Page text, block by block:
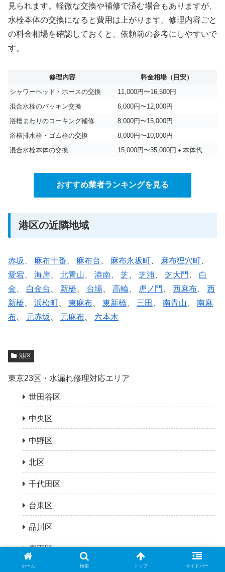
見られます。軽微な交換や補修で済む場合もありますが、
水栓本体の交換になると費用は上がります。修理内容ごと
の料金相場を確認しておくと、依頼前の参考にしやすいで
す。
修理内容
料金相場（目安）
シャワーヘッド・ホースの交換
11,000円〜16,500円
混合水栓のパッキン交換
6,000円〜12,000円
浴槽まわりのコーキング補修
8,000円〜15,000円
浴槽排水栓・ゴム栓の交換
8,000円〜10,000円
混合水栓本体の交換
15,000円〜35,000円＋本体代
おすすめ業者ランキングを見る
港区の近隣地域
赤坂 麻布十番 麻布台 麻布永坂町 麻布狸穴町
愛宕
海岸 北青山 港南 芝 芝浦 芝大門
白
金
白金台 新橋 台場 高輪 虎ノ門 西麻布
西
新橋
浜松町 東麻布 東新橋 三田 南青山
南麻
布
元赤坂 元麻布 六本木
港区
東京23区・水漏れ修理対応エリア
世田谷区
中央区
中野区
北区
千代田区
台東区
品川区
墨田区
ホーム 検索 トップ サイドバー